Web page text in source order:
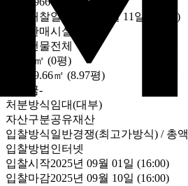
개찰일
2025년 09월 11일 (10:00)
판매시설
건물전체
0㎡ (0평)
29.66㎡ (8.97평)
보증금-
처분방식임대(대부)
자산구분공유재산
입찰방식일반경쟁(최고가방식) / 총액
입찰방법인터넷
입찰시작2025년 09월 01일 (16:00)
입찰마감2025년 09월 10일 (16:00)